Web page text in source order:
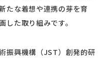
たな着想や連携の芽を育
した取り組みです。
振興機構（JST）創発的研